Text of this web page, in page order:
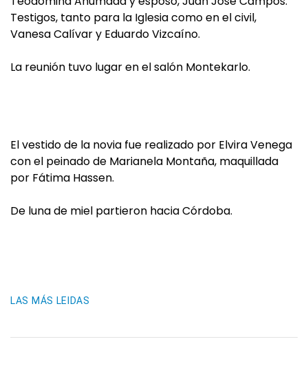
Testigos, tanto para la Iglesia como en el civil,
Vanesa Calívar y Eduardo Vizcaíno.
La reunión tuvo lugar en el salón Montekarlo.
El vestido de la novia fue realizado por Elvira Venega
con el peinado de Marianela Montaña, maquillada
por Fátima Hassen.
De luna de miel partieron hacia Córdoba.
LAS MÁS LEIDAS